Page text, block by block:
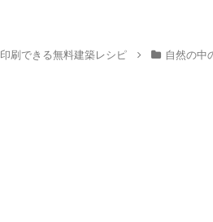
印刷できる無料建築レシピ 自然の中